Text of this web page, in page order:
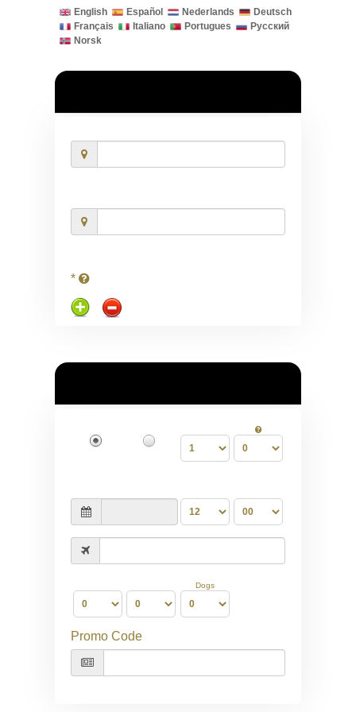
English Español Nederlands
Deutsch
Français
Italiano Portugues
Русский
Norsk
*
Dogs
Promo Code